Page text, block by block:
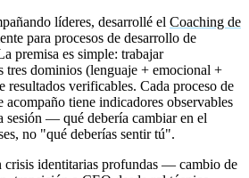
líderes, desarrollé el Coaching de
para procesos de desarrollo de
premisa es simple: trabajar
tres dominios (lenguaje + emocional +
resultados verificables. Cada proceso de
tiene indicadores observables
sesión — qué debería cambiar en el
no "qué deberías sentir tú".
crisis identitarias profundas — cambio de